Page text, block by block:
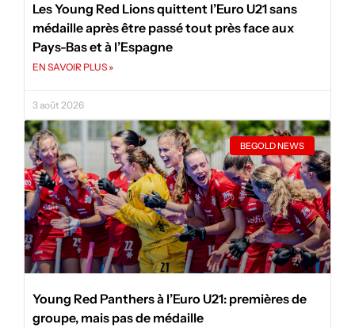
Les Young Red Lions quittent l’Euro U21 sans
médaille après être passé tout près face aux
Pays-Bas et à l’Espagne
EN SAVOIR PLUS »
3 août 2026
BEGOLD NEWS
Young Red Panthers à l’Euro U21: premières de
groupe, mais pas de médaille